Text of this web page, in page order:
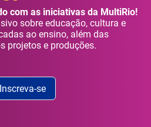
com as iniciativas da MultiRio!
sobre educação, cultura e
ao ensino, além das
projetos e produções.
Inscreva-se